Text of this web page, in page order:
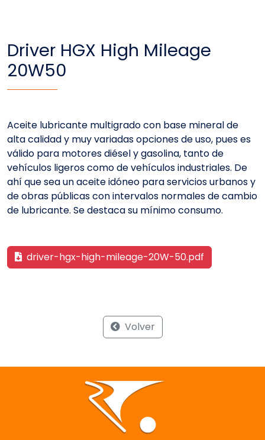
Driver HGX High Mileage
20W50
Aceite lubricante multigrado con base mineral de
alta calidad y muy variadas opciones de uso, pues es
válido para motores diésel y gasolina, tanto de
vehículos ligeros como de vehículos industriales. De
ahí que sea un aceite idóneo para servicios urbanos y
de obras públicas con intervalos normales de cambio
de lubricante. Se destaca su mínimo consumo.
driver-hgx-high-mileage-20W-50.pdf
Volver